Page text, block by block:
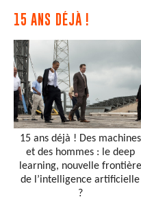
15 ANS DÉJÀ !
15 ans déjà ! Des machines
et des hommes : le deep
learning, nouvelle frontière
de l’intelligence artificielle
?